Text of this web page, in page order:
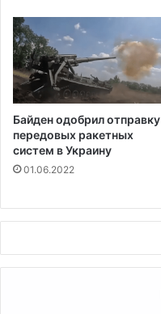
ж
е
н
н
о
с
т
и
н
о
е
м
о
е
н
Байден одобрил отправку
передовых ракетных
систем в Украину
01.06.2022